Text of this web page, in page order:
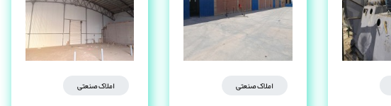
املاک صنعتی املاک صنعتی